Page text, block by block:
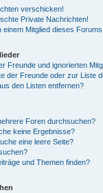
verschicken!
Private Nachrichten!
Mitglied dieses
Freunde und ignorierten
der Freunde oder zur Liste
den Listen entfernen?
Foren durchsuchen?
keine Ergebnisse?
eine leere Seite?
und Themen finden?